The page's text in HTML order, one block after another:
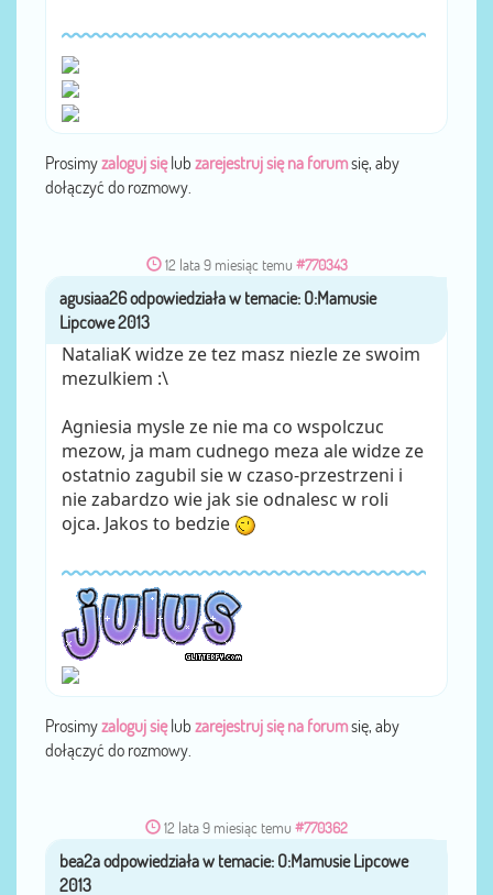
Prosimyzaloguj sięlub zarejestruj się na forumsię, aby
dołączyć do rozmowy.
12 lata 9 miesiąc temu #770343
przezagusiaa26
NataliaK widze ze tez masz niezle ze swoim
mezulkiem :\
Agniesia mysle ze nie ma co wspolczuc
mezow, ja mam cudnego meza ale widze ze
ostatnio zagubil sie w czaso-przestrzeni i
nie zabardzo wie jak sie odnalesc w roli
ojca. Jakos to bedzie
Prosimyzaloguj sięlub zarejestruj się na forumsię, aby
dołączyć do rozmowy.
12 lata 9 miesiąc temu #770362
przezbea2a